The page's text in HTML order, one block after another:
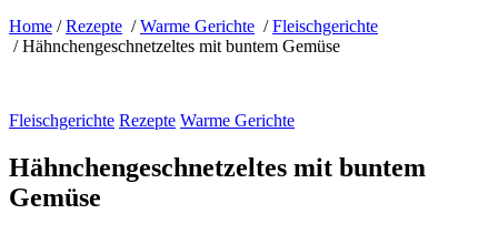
Home /Rezepte /Warme Gerichte /Fleischgerichte
/Hähnchengeschnetzeltes mit buntem Gemüse
Fleischgerichte Rezepte Warme Gerichte
Hähnchengeschnetzeltes mit buntem
Gemüse